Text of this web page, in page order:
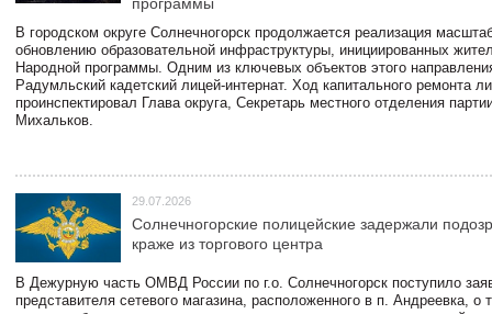
В городском округе Солнечногорск продолжается реализация
обновлению образовательной инфраструктуры, инициированных
Народной программы. Одним из ключевых объектов этого
Радумльский кадетский лицей-интернат. Ход капитального ремонта
проинспектировал Глава округа, Секретарь местного отделения
Михальков.
29.07.2026
Солнечногорские полицейские задержали
краже из торгового центра
В Дежурную часть ОМВД России по г.о. Солнечногорск поступило
представителя сетевого магазина, расположенного в п. Андреевка, о